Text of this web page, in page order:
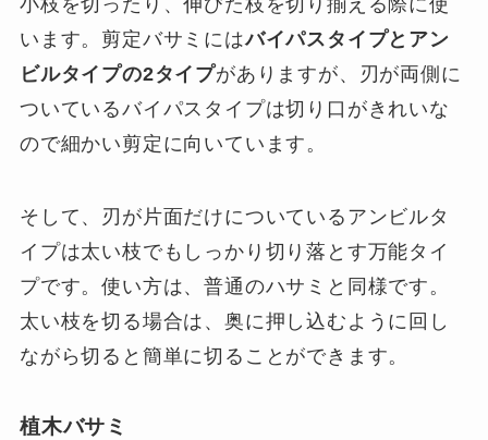
います。剪定バサミにはバイパスタイプとアン
ビルタイプの2タイプがありますが、刃が両側に
ついているバイパスタイプは切り口がきれいな
ので細かい剪定に向いています。
そして、刃が片面だけについているアンビルタ
イプは太い枝でもしっかり切り落とす万能タイ
プです。使い方は、普通のハサミと同様です。
太い枝を切る場合は、奥に押し込むように回し
ながら切ると簡単に切ることができます。
植木バサミ